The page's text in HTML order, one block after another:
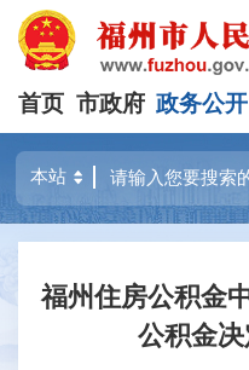
首页 市政府 政务公开
福州住房公积金
公积金